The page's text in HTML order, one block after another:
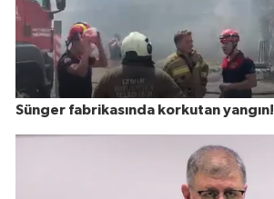
Sünger fabrikasında korkutan yangın!